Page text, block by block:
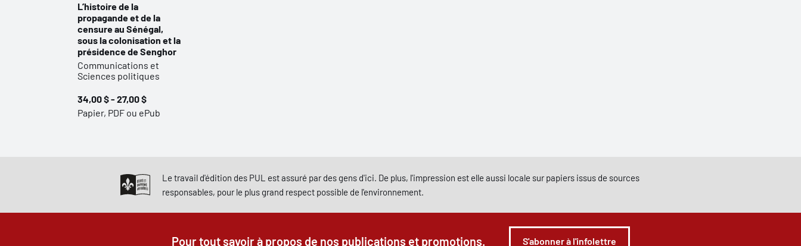
L’histoire de la
propagande et de la
censure au Sénégal,
sous la colonisation et la
présidence de Senghor
Communications et
Sciences politiques
34,00 $ - 27,00 $
Papier, PDF ou ePub
Le travail d'édition des PUL est assuré par des gens d'ici. De plus, l'impression est elle aussi locale sur papiers issus de sources
responsables, pour le plus grand respect possible de l'environnement.
Pour tout savoir à propos de nos publications et promotions. S'abonner à l'infolettre